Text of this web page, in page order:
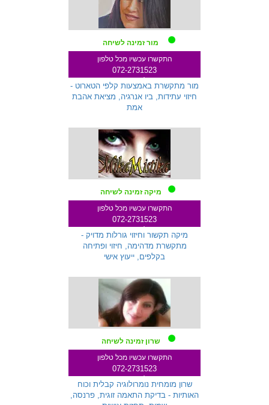
מור זמינה לשיחה
התקשרו עכשיו מכל טלפון
072-2731523
מור מתקשרת באמצעות קלפי הטארוט -
חיזוי עתידות, ביו אנרגיה, מציאת אהבת
אמת
מיקה זמינה לשיחה
התקשרו עכשיו מכל טלפון
072-2731523
מיקה תקשור וחיזוי גורלות מדויק -
מתקשרת מדהימה, חיזוי ופתיחה
בקלפים, ייעוץ אישי
שרון זמינה לשיחה
התקשרו עכשיו מכל טלפון
072-2731523
שלוחה 233
שרון מומחית נומרולוגיה קבלית וכוח
האותיות - בדיקת התאמה זוגית, פרנסה,